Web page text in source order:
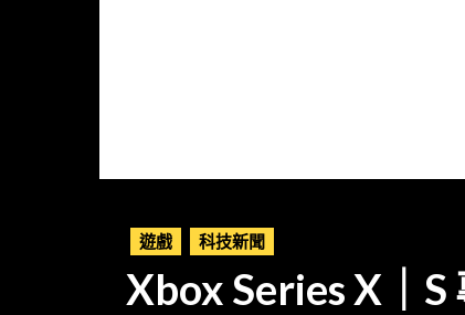
遊戲 科技新聞
Xbox Series X｜